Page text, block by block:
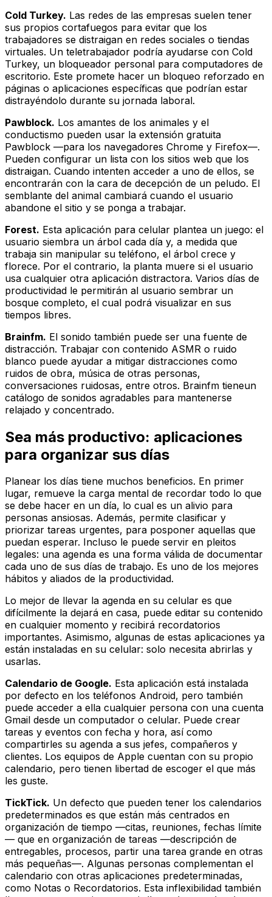
Cold Turkey. Las redes de las empresas suelen tener
sus propios cortafuegos para evitar que los
trabajadores se distraigan en redes sociales o tiendas
virtuales. Un teletrabajador podría ayudarse con Cold
Turkey, un bloqueador personal para computadores de
escritorio. Este promete hacer un bloqueo reforzado en
páginas o aplicaciones específicas que podrían estar
distrayéndolo durante su jornada laboral.
Pawblock. Los amantes de los animales y el
conductismo pueden usar la extensión gratuita
Pawblock —para los navegadores Chrome y Firefox—.
Pueden configurar un lista con los sitios web que los
distraigan. Cuando intenten acceder a uno de ellos, se
encontrarán con la cara de decepción de un peludo. El
semblante del animal cambiará cuando el usuario
abandone el sitio y se ponga a trabajar.
Forest. Esta aplicación para celular plantea un juego: el
usuario siembra un árbol cada día y, a medida que
trabaja sin manipular su teléfono, el árbol crece y
florece. Por el contrario, la planta muere si el usuario
usa cualquier otra aplicación distractora. Varios días de
productividad le permitirán al usuario sembrar un
bosque completo, el cual podrá visualizar en sus
tiempos libres.
Brainfm. El sonido también puede ser una fuente de
distracción. Trabajar con contenido ASMR o ruido
blanco puede ayudar a mitigar distracciones como
ruidos de obra, música de otras personas,
conversaciones ruidosas, entre otros. Brainfm tieneun
catálogo de sonidos agradables para mantenerse
relajado y concentrado.
Sea más productivo: aplicaciones
para organizar sus días
Planear los días tiene muchos beneficios. En primer
lugar, remueve la carga mental de recordar todo lo que
se debe hacer en un día, lo cual es un alivio para
personas ansiosas. Además, permite clasificar y
priorizar tareas urgentes, para posponer aquellas que
puedan esperar. Incluso le puede servir en pleitos
legales: una agenda es una forma válida de documentar
cada uno de sus días de trabajo. Es uno de los mejores
hábitos y aliados de la productividad.
Lo mejor de llevar la agenda en su celular es que
difícilmente la dejará en casa, puede editar su contenido
en cualquier momento y recibirá recordatorios
importantes. Asimismo, algunas de estas aplicaciones ya
están instaladas en su celular: solo necesita abrirlas y
usarlas.
Calendario de Google. Esta aplicación está instalada
por defecto en los teléfonos Android, pero también
puede acceder a ella cualquier persona con una cuenta
Gmail desde un computador o celular. Puede crear
tareas y eventos con fecha y hora, así como
compartirles su agenda a sus jefes, compañeros y
clientes. Los equipos de Apple cuentan con su propio
calendario, pero tienen libertad de escoger el que más
les guste.
TickTick. Un defecto que pueden tener los calendarios
predeterminados es que están más centrados en
organización de tiempo —citas, reuniones, fechas límite
— que en organización de tareas —descripción de
entregables, procesos, partir una tarea grande en otras
más pequeñas—. Algunas personas complementan el
calendario con otras aplicaciones predeterminadas,
como Notas o Recordatorios. Esta inflexibilidad también